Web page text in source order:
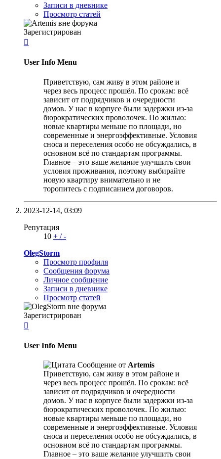
Записи в дневнике
Просмотр статей
Зарегистрирован

User Info Menu
Приветствую, сам живу в этом районе и
через весь процесс прошёл. По срокам: всё
зависит от подрядчиков и очередности
домов. У нас в корпусе были задержки из-за
бюрократических проволочек. По жилью:
новые квартиры меньше по площади, но
современные и энергоэффективные. Условия
сноса и переселения особо не обсуждались, в
основном всё по стандартам программы.
Главное – это ваше желание улучшить свои
условия проживания, поэтому выбирайте
новую квартиру внимательно и не
торопитесь с подписанием договоров.
2023-12-14, 03:09
Репутация
10 + /-
OlegStorm
Просмотр профиля
Сообщения форума
Личное сообщение
Записи в дневнике
Просмотр статей
Зарегистрирован

User Info Menu
Сообщение от Artemis
Приветствую, сам живу в этом районе и
через весь процесс прошёл. По срокам: всё
зависит от подрядчиков и очередности
домов. У нас в корпусе были задержки из-за
бюрократических проволочек. По жилью:
новые квартиры меньше по площади, но
современные и энергоэффективные. Условия
сноса и переселения особо не обсуждались, в
основном всё по стандартам программы.
Главное – это ваше желание улучшить свои